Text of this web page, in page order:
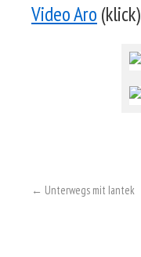
Video Aro (klick)
← Unterwegs mit Iantek